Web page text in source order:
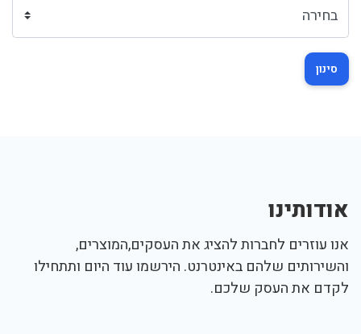
סינון
אודותינו
אנו עוזרים לחברות להציג את העסקים,המוצרים,
והשירותים שלהם באינטרנט. הירשמו עוד היום ותתחילו
לקדם את העסק שלכם.